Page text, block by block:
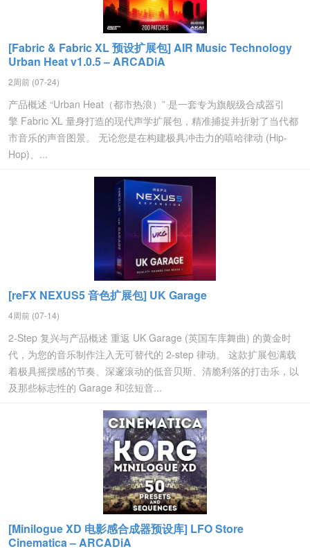
[Fabric & Fabric XL 预设扩展包] AIR Music Technology
Urban Heat v1.0.5 – ARCADiA
2周前 (07-24)
产品概述 “Urban Heat（都市热浪）” 是一套专为旗舰级合成器引
擎 Fabric XL 量身打造的现代声学扩展包，精准捕捉并折射了当代都
市音乐的声音图景。 无论您是在构建极具冲击力的嘻哈律动 (Hip-
Hop)、...
[reFX NEXUS5 音色扩展包] UK Garage
4周前 (07-14)
2-Step 复兴与产品概述 重返 UK Garage (英国车库舞曲) 的黄金时
代，为您的音乐制作注入无可替代的 2-step 律动。 这款扩展包满载
着极具摇摆感的节奏、深邃滚动的低音贝斯、清脆利落的打击乐，以
及那些标志性的 Garage 和弦短音...
[Minilogue XD 电影感合成器预设库] LFO Store
Cinematica – ARCADiA